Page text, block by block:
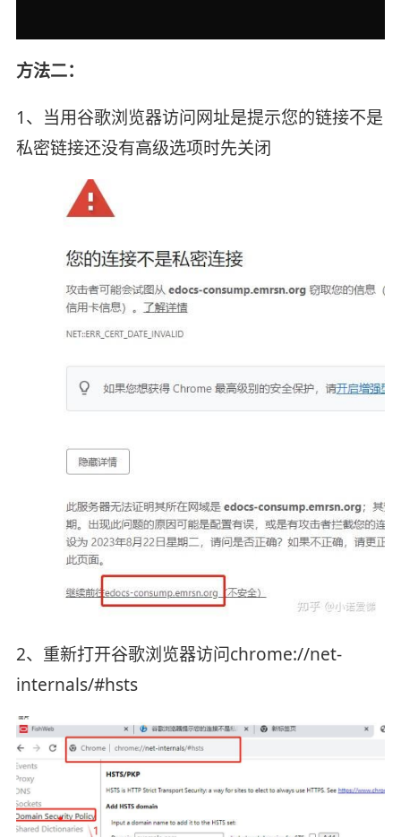
方法二：
1、当用谷歌浏览器访问网址是提示您的链接不是
私密链接还没有高级选项时先关闭
2、重新打开谷歌浏览器访问chrome://net-
internals/#hsts